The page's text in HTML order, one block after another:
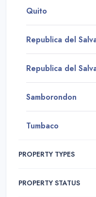
Quito
Republica del
Republica del
Samborondon
Tumbaco
PROPERTY TYPES
PROPERTY STATUS